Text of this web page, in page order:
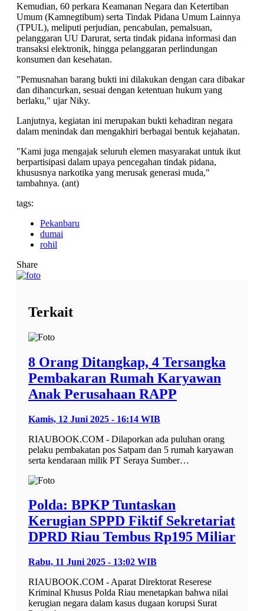
Kemudian, 60 perkara Keamanan Negara dan Ketertiban
Umum (Kamnegtibum) serta Tindak Pidana Umum Lainnya
(TPUL), meliputi perjudian, pencabulan, pemalsuan,
pelanggaran UU Darurat, serta tindak pidana informasi dan
transaksi elektronik, hingga pelanggaran perlindungan
konsumen dan kesehatan.
"Pemusnahan barang bukti ini dilakukan dengan cara dibakar
dan dihancurkan, sesuai dengan ketentuan hukum yang
berlaku," ujar Niky.
Lanjutnya, kegiatan ini merupakan bukti kehadiran negara
dalam menindak dan mengakhiri berbagai bentuk kejahatan.
"Kami juga mengajak seluruh elemen masyarakat untuk ikut
berpartisipasi dalam upaya pencegahan tindak pidana,
khususnya narkotika yang merusak generasi muda,"
tambahnya. (ant)
tags:
Pekanbaru
dumai
rohil
Share
Terkait
8 Orang Ditangkap, 4 Tersangka
Pembakaran Rumah Karyawan
Anak Perusahaan RAPP
Kamis, 12 Juni 2025 - 16:14 WIB
RIAUBOOK.COM - Dilaporkan ada puluhan orang
pelaku pembakatan pos Satpam dan 5 rumah karyawan
serta kendaraan milik PT Seraya Sumber…
Polda: BPKP Tuntaskan
Kerugian SPPD Fiktif Sekretariat
DPRD Riau Tembus Rp195 Miliar
Rabu, 11 Juni 2025 - 13:02 WIB
RIAUBOOK.COM - Aparat Direktorat Reserese
Kriminal Khusus Polda Riau menetapkan bahwa nilai
kerugian negara dalam kasus dugaan korupsi Surat